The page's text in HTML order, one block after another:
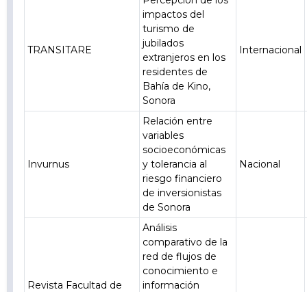
TRANSITARE
impactos del
turismo de
jubilados
extranjeros en los
residentes de
Bahía de Kino,
Sonora
Internacional
Invurnus
Relación entre
variables
socioeconómicas
y tolerancia al
riesgo financiero
de inversionistas
de Sonora
Nacional
Revista Facultad de
Análisis
comparativo de la
red de flujos de
conocimiento e
información